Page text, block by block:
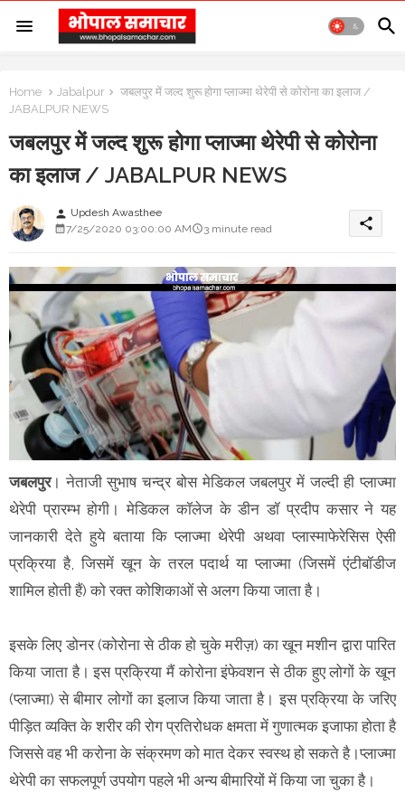
Home Jabalpur
जबलपुर में जल्द शुरू होगा प्लाज्मा थेरेपी से कोरोना का इलाज /
JABALPUR NEWS
जबलपुर में जल्द शुरू होगा प्लाज्मा थेरेपी से कोरोना
का इलाज / JABALPUR NEWS
person Updesh Awasthee
7/25/2020 03:00:00 AM
3 minute read share
जबलपुर। नेताजी सुभाष चन्द्र बोस मेडिकल जबलपुर में जल्दी ही प्लाज्मा
थेरेपी प्रारम्भ होगी। मेडिकल कॉलेज के डीन डॉ प्रदीप कसार ने यह
जानकारी देते हुये बताया कि प्लाज्मा थेरेपी अथवा प्लास्माफेरेसिस ऐसी
प्रक्रिया है, जिसमें खून के तरल पदार्थ या प्लाज्मा (जिसमें एंटीबॉडीज
शामिल होती हैं) को रक्त कोशिकाओं से अलग किया जाता है।
इसके लिए डोनर (कोरोना से ठीक हो चुके मरीज़) का खून मशीन द्वारा पारित
किया जाता है। इस प्रक्रिया मैं कोरोना इंफेवशन से ठीक हुए लोगों के खून
(प्लाज्मा) से बीमार लोगों का इलाज किया जाता है। इस प्रक्रिया के जरिए
पीड़ित व्यक्ति के शरीर की रोग प्रतिरोधक क्षमता में गुणात्मक इजाफा होता है
जिससे वह भी करोना के संक्रमण को मात देकर स्वस्थ हो सकते है।प्लाज्मा
थेरेपी का सफलपूर्ण उपयोग पहले भी अन्य बीमारियों में किया जा चुका है।